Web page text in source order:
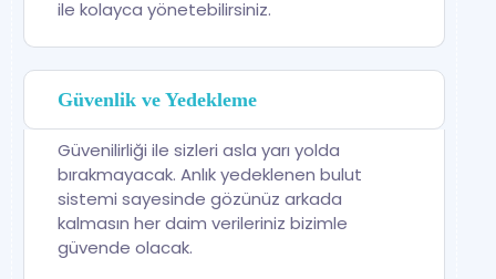
ile kolayca yönetebilirsiniz.
Güvenlik ve Yedekleme
Güvenilirliği ile sizleri asla yarı yolda
bırakmayacak. Anlık yedeklenen bulut
sistemi sayesinde gözünüz arkada
kalmasın her daim verileriniz bizimle
güvende olacak.